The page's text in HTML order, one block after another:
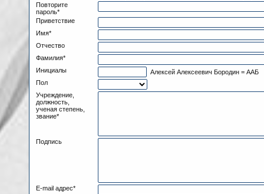
Повторите
пароль*
Приветствие
Имя*
Отчество
Фамилия*
Инициалы
Алексей Алексеевич Бородин = ААБ
Пол
Учреждение,
должность,
ученая степень,
звание*
Подпись
E-mail адрес*